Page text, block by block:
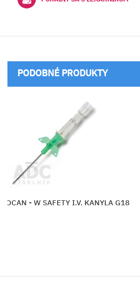
PODOBNÉ PRODUKTY
- W SAFETY I.V. KANYLA G18